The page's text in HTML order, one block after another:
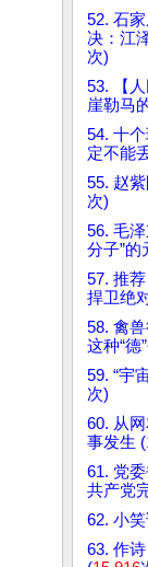
52. 石
决：江
次)
53. 【
崖勒马
54. 十
定不能
55. 赵
次)
56. 毛
分子”的
57. 推
捍卫绝
58. 禽
这种“德
59. “宇
次)
60. 从
事发生 (
61. 党
共产党
62. 小
63. 作